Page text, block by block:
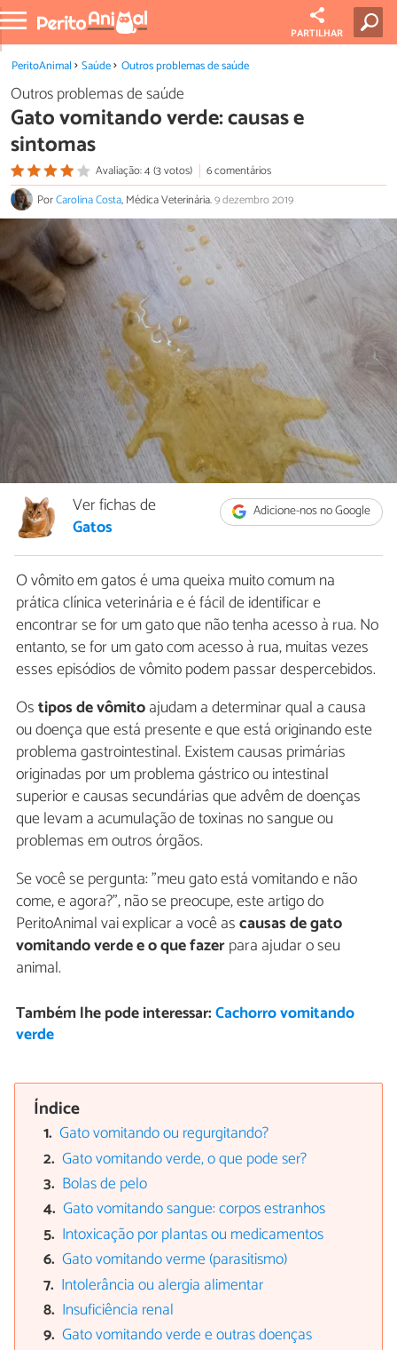
PARTILHAR
PeritoAnimal Saúde Outros problemas de saúde
Outros problemas de saúde
Gato vomitando verde: causas e
sintomas
Avaliação: 4 (3 votos)
6 comentários
PorCarolina Costa, Médica Veterinária.9 dezembro 2019
Adicione-nos no Google
Ver fichas de
Gatos
O vômito em gatos é uma queixa muito comum na
prática clínica veterinária e é fácil de identificar e
encontrar se for um gato que não tenha acesso à rua. No
entanto, se for um gato com acesso à rua, muitas vezes
esses episódios de vômito podem passar despercebidos.
Ostipos de vômitoajudam a determinar qual a causa
ou doença que está presente e que está originando este
problema gastrointestinal. Existem causas primárias
originadas por um problema gástrico ou intestinal
superior e causas secundárias que advêm de doenças
que levam a acumulação de toxinas no sangue ou
problemas em outros órgãos.
Se você se pergunta: "meu gato está vomitando e não
come, e agora?", não se preocupe, este artigo do
PeritoAnimal vai explicar a você ascausas de gato
vomitando verde e o que fazerpara ajudar o seu
animal.
Também lhe pode interessar:Cachorro vomitando
verde
Índice
Gato vomitando ou regurgitando?
Gato vomitando verde, o que pode ser?
Bolas de pelo
Gato vomitando sangue: corpos estranhos
Intoxicação por plantas ou medicamentos
Gato vomitando verme (parasitismo)
Intolerância ou alergia alimentar
Insuficiência renal
Gato vomitando verde e outras doenças